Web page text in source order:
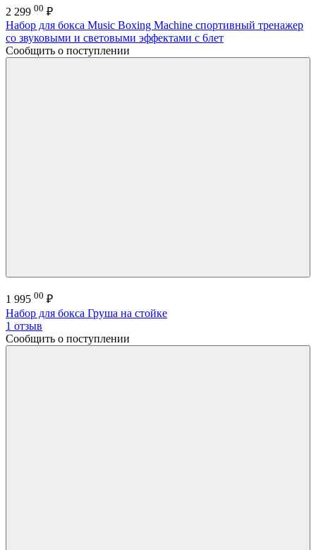
2 299 00 ₽
Набор для бокса Music Boxing Machine спортивный тренажер
со звуковыми и световыми эффектами с 6лет
Сообщить о поступлении
1 995 00 ₽
Набор для бокса Груша на стойке
1 отзыв
Сообщить о поступлении